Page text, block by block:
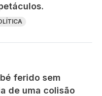
ferido sem
de uma colisão